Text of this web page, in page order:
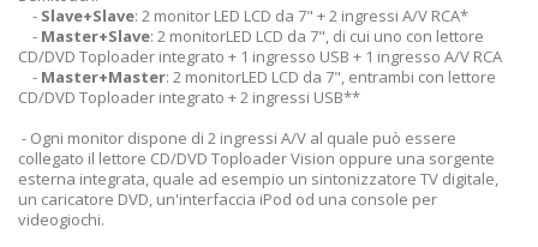
- Slave+Slave: 2 monitor LED LCD da 7" + 2 ingressi A/V RCA*
- Master+Slave: 2 monitorLED LCD da 7", di cui uno con lettore
CD/DVD Toploader integrato + 1 ingresso USB + 1 ingresso A/V RCA
- Master+Master: 2 monitorLED LCD da 7", entrambi con lettore
CD/DVD Toploader integrato + 2 ingressi USB**
- Ogni monitor dispone di 2 ingressi A/V al quale può essere
collegato il lettore CD/DVD Toploader Vision oppure una sorgente
esterna integrata, quale ad esempio un sintonizzatore TV digitale,
un caricatore DVD, un'interfaccia iPod od una console per
videogiochi.